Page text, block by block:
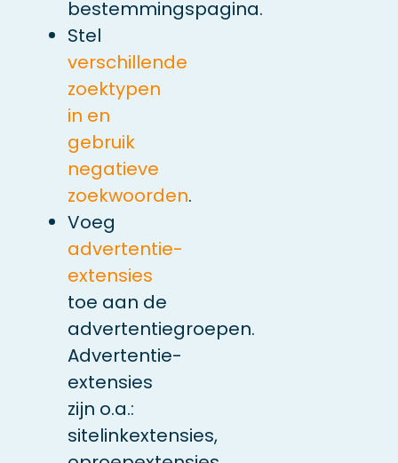
bestemmingspagina.
Stel
verschillende
zoektypen
in en
gebruik
negatieve
zoekwoorden.
Voeg
advertentie-
extensies
toe aan de
advertentiegroepen.
Advertentie-
extensies
zijn o.a.:
sitelinkextensies,